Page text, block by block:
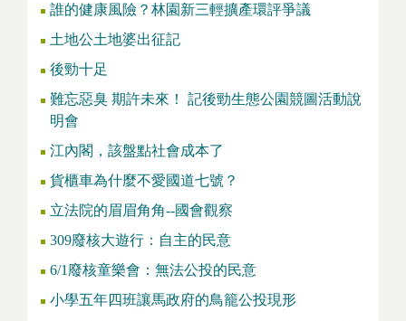
誰的健康風險？林園新三輕擴產環評爭議
土地公土地婆出征記
後勁十足
難忘惡臭 期許未來！ 記後勁生態公園競圖活動說
明會
江內閣，該盤點社會成本了
貨櫃車為什麼不愛國道七號？
立法院的眉眉角角--國會觀察
309廢核大遊行：自主的民意
6/1廢核童樂會：無法公投的民意
小學五年四班讓馬政府的鳥籠公投現形